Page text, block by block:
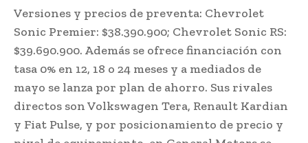
Versiones y precios de preventa: Chevrolet
Sonic Premier: $38.390.900; Chevrolet Sonic RS:
$39.690.900. Además se ofrece financiación con
tasa 0% en 12, 18 o 24 meses y a mediados de
mayo se lanza por plan de ahorro. Sus rivales
directos son Volkswagen Tera, Renault Kardian
y Fiat Pulse, y por posicionamiento de precio y